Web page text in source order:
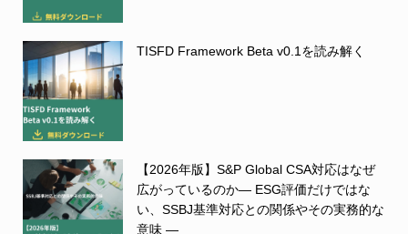
TISFD Framework Beta v0.1を読み解く
【2026年版】S&P Global CSA対応はなぜ
広がっているのか― ESG評価だけではな
い、SSBJ基準対応との関係やその実務的な
意味 ―